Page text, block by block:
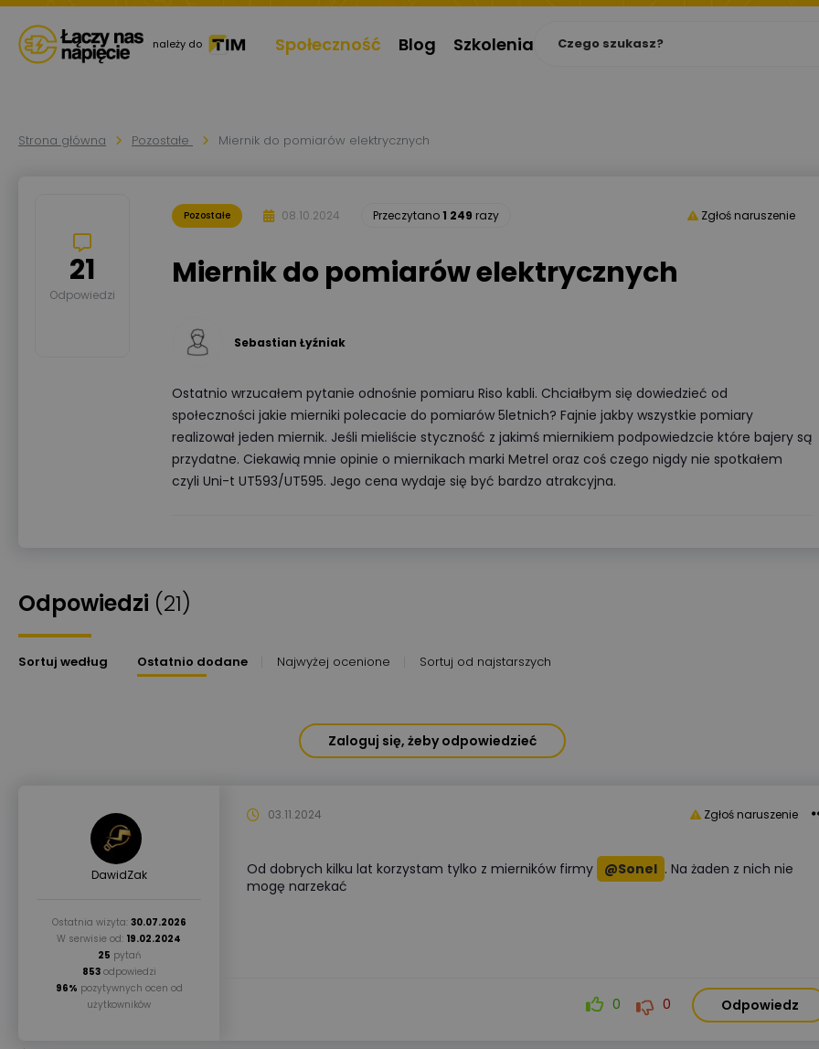
należy do Społeczność Blog Szkolenia
Strona główna Pozostałe Miernik do pomiarów elektrycznych
Pozostałe 08.10.2024 Przeczytano1 249 razy Zgłoś naruszenie
Miernik do pomiarów elektrycznych
Sebastian Łyźniak
Ostatnio wrzucałem pytanie odnośnie pomiaru Riso kabli. Chciałbym się dowiedzieć od
społeczności jakie mierniki polecacie do pomiarów 5letnich? Fajnie jakby wszystkie pomiary
realizował jeden miernik. Jeśli mieliście styczność z jakimś miernikiem podpowiedzcie które bajery są
przydatne. Ciekawią mnie opinie o miernikach marki Metrel oraz coś czego nigdy nie spotkałem
czyli Uni-t UT593/UT595. Jego cena wydaje się być bardzo atrakcyjna.
21
Odpowiedzi
Odpowiedzi (21)
Sortuj według Ostatnio dodane Najwyżej ocenione Sortuj od najstarszych
Zaloguj się, żeby odpowiedzieć
DawidZak
Ostatnia wizyta: 30.07.2026
W serwisie od: 19.02.2024
25 pytań
853odpowiedzi
96% pozytywnych ocen od
użytkowników
Zgłoś naruszenie
03.11.2024
Od dobrych kilku lat korzystam tylko z mierników firmy @Sonel . Na żaden z nich nie
mogę narzekać
0 0 Odpowiedz